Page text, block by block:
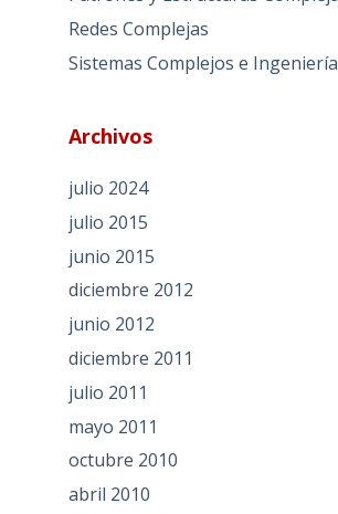
Redes Complejas
Sistemas Complejos e Ingeniería
Archivos
julio 2024
julio 2015
junio 2015
diciembre 2012
junio 2012
diciembre 2011
julio 2011
mayo 2011
octubre 2010
abril 2010